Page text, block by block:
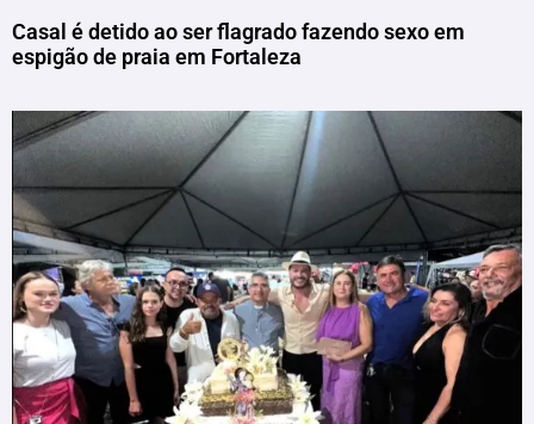
Casal é detido ao ser flagrado fazendo sexo em
espigão de praia em Fortaleza